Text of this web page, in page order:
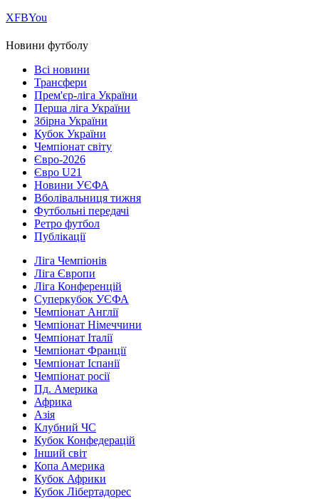
ХFBYou
Новини футболу
Всі новини
Трансфери
Прем'єр-ліга України
Перша ліга України
Збірна України
Кубок України
Чемпіонат світу
Євро-2026
Євро U21
Новини УЄФА
Вболівальниця тижня
Футбольні передачі
Ретро футбол
Публікації
Ліга Чемпіонів
Ліга Європи
Ліга Конференцій
Суперкубок УЄФА
Чемпіонат Англії
Чемпіонат Німеччини
Чемпіонат Італії
Чемпіонат Франції
Чемпіонат Іспанії
Чемпіонат росії
Пд. Америка
Африка
Азія
Клубний ЧС
Кубок Конфедерацій
Інший світ
Копа Америка
Кубок Африки
Кубок Лібертадорес